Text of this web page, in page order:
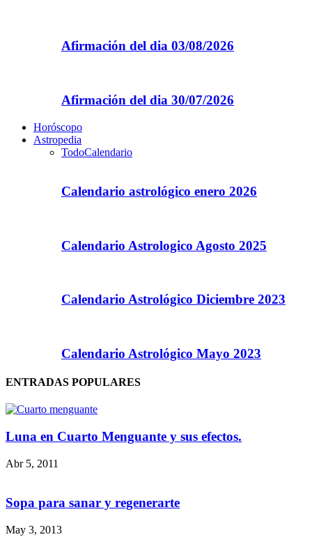
Afirmación del dia 03/08/2026
Afirmación del dia 30/07/2026
Horóscopo
Astropedia
TodoCalendario
Calendario astrológico enero 2026
Calendario Astrologico Agosto 2025
Calendario Astrológico Diciembre 2023
Calendario Astrológico Mayo 2023
ENTRADAS POPULARES
Luna en Cuarto Menguante y sus efectos.
Abr 5, 2011
Sopa para sanar y regenerarte
May 3, 2013